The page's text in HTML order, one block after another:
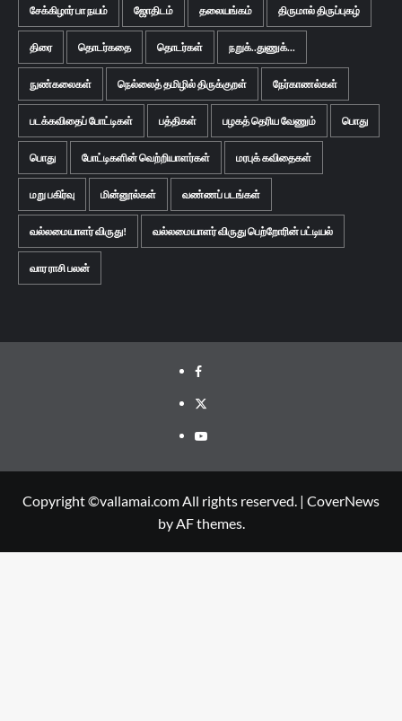
சேக்கிழார் பா நயம் ஜோதிடம் தலையங்கம் திருமால் திருப்புகழ்
திரை தொடர்கதை தொடர்கள் நறுக்..துணுக்...
நுண்கலைகள் நெல்லைத் தமிழில் திருக்குறள் நேர்காணல்கள்
படக்கவிதைப் போட்டிகள் பத்திகள் பழகத் தெரிய வேணும் பொது
பொது போட்டிகளின் வெற்றியாளர்கள் மரபுக் கவிதைகள்
மறு பகிர்வு மின்னூல்கள் வண்ணப் படங்கள்
வல்லமையாளர் விருது! வல்லமையாளர் விருது பெற்றோரின் பட்டியல்
வார ராசி பலன்
Facebook
Twitter
Youtube
Copyright ©vallamai.com All rights reserved. | CoverNews
by AF themes.